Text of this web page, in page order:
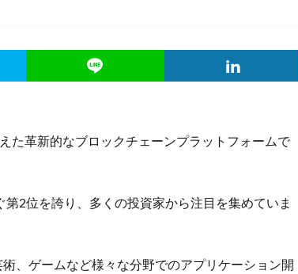
た革新的なブロックチェーンプラットフォームで
2位を誇り、多くの投資家から注目を集めていま
、ゲームなど様々な分野でのアプリケーション開